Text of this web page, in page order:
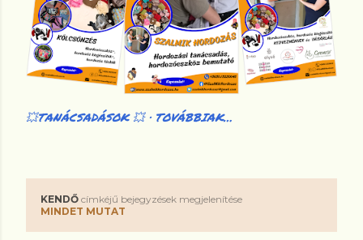
💥TANÁCSADÁSOK 💥 TOVÁBBIAK…
KENDŐ címkéjű bejegyzések megjelenítése
MINDET MUTAT